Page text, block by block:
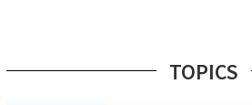
TOPICS